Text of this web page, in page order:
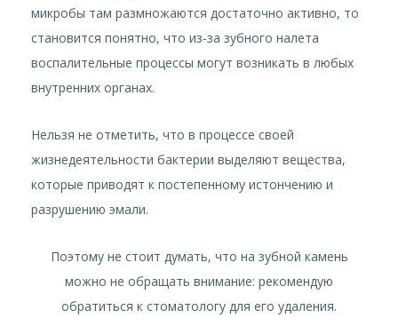
микробы там размножаются достаточно активно, то
становится понятно, что из-за зубного налета
воспалительные процессы могут возникать в любых
внутренних органах.
Нельзя не отметить, что в процессе своей
жизнедеятельности бактерии выделяют вещества,
которые приводят к постепенному истончению и
разрушению эмали.
Поэтому не стоит думать, что на зубной камень
можно не обращать внимание: рекомендую
обратиться к стоматологу для его удаления.